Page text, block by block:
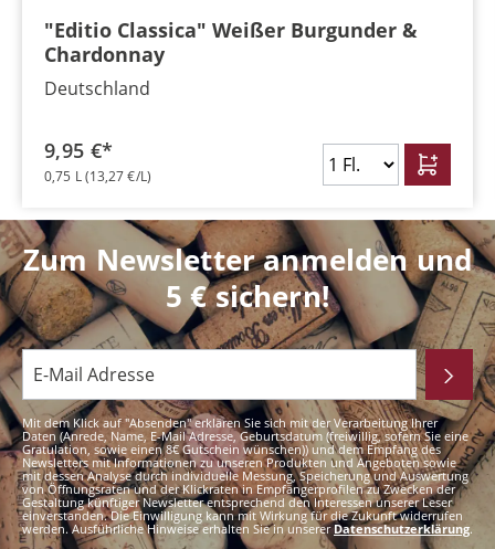
"Editio Classica" Weißer Burgunder &
Chardonnay
Deutschland
9,95 €*
0,75 L(13,27 €/L)
Zum Newsletter anmelden und
5 € sichern!
Mit dem Klick auf "Absenden" erklären Sie sich mit der Verarbeitung Ihrer
Daten (Anrede, Name, E-Mail Adresse, Geburtsdatum (freiwillig, sofern Sie eine
Gratulation, sowie einen 8€ Gutschein wünschen)) und dem Empfang des
Newsletters mit Informationen zu unseren Produkten und Angeboten sowie
mit dessen Analyse durch individuelle Messung, Speicherung und Auswertung
von Öffnungsraten und der Klickraten in Empfängerprofilen zu Zwecken der
Gestaltung künftiger Newsletter entsprechend den Interessen unserer Leser
einverstanden. Die Einwilligung kann mit Wirkung für die Zukunft widerrufen
werden. Ausführliche Hinweise erhalten Sie in unsererDatenschutzerklärung.